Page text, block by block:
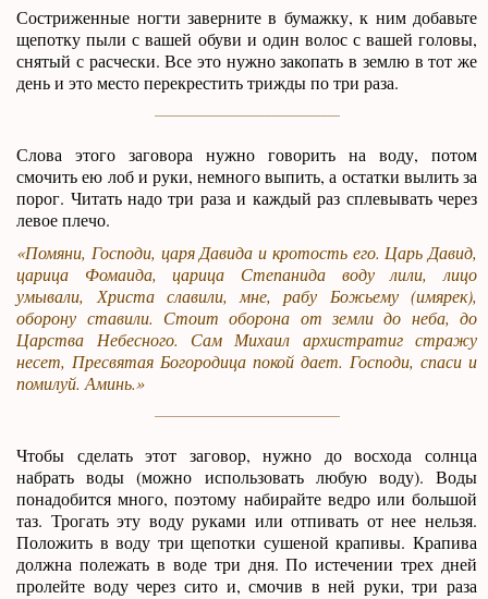
Состриженные ногти заверните в бумажку, к ним добавьте
щепотку пыли с вашей обуви и один волос с вашей головы,
снятый с расчески. Все это нужно закопать в землю в тот же
день и это место перекрестить трижды по три раза.
Слова этого заговора нужно говорить на воду, потом
смочить ею лоб и руки, немного выпить, а остатки вылить за
порог. Читать надо три раза и каждый раз сплевывать через
левое плечо.
«Помяни, Господи, царя Давида и кротость его. Царь Давид,
царица Фомаида, царица Степанида воду лили, лицо
умывали, Христа славили, мне, рабу Божьему (имярек),
оборону ставили. Стоит оборона от земли до неба, до
Царства Небесного. Сам Михаил архистратиг стражу
несет, Пресвятая Богородица покой дает. Господи, спаси и
помилуй. Аминь.»
Чтобы сделать этот заговор, нужно до восхода солнца
набрать воды (можно использовать любую воду). Воды
понадобится много, поэтому набирайте ведро или большой
таз. Трогать эту воду руками или отпивать от нее нельзя.
Положить в воду три щепотки сушеной крапивы. Крапива
должна полежать в воде три дня. По истечении трех дней
пролейте воду через сито и, смочив в ней руки, три раза